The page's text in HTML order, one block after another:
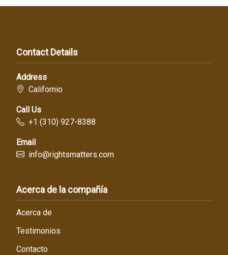
Contact Details
Address
Californio
Call Us
+1 (310) 927-8388
Email
info@rightsmatters.com
Acerca de la compañía
Acerca de
Testimonios
Contacto